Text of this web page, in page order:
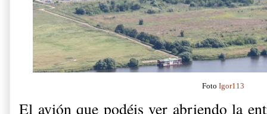
FotoIgor113
El avión que podéis ver abriendo la